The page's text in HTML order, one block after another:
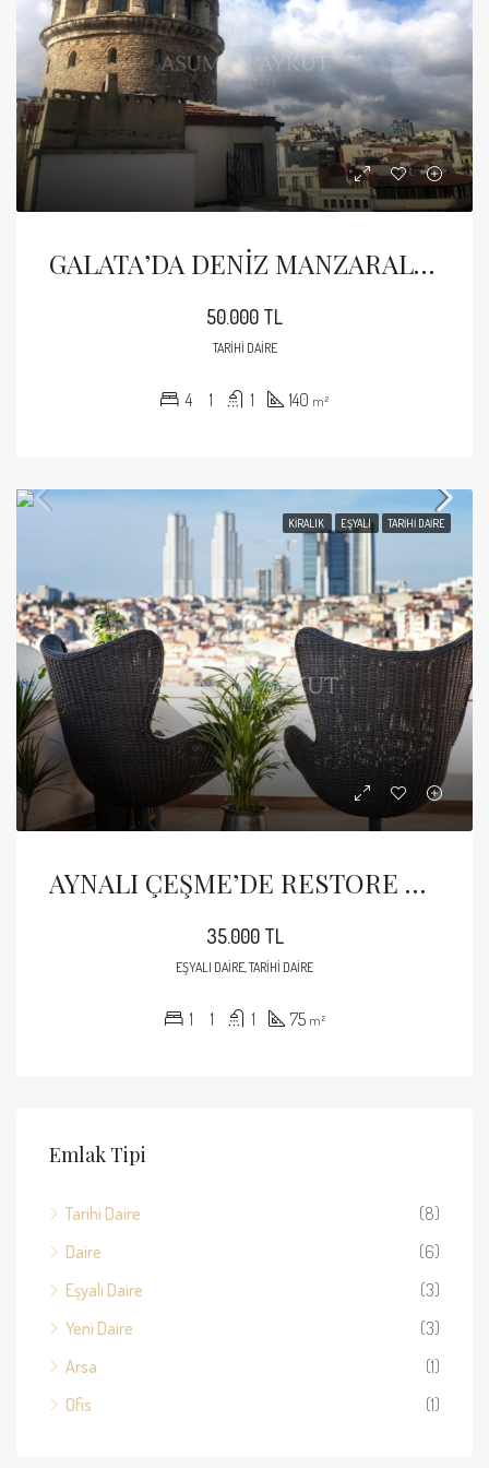
GALATA’DA DENİZ MANZARALI GENİŞ 4+1 KİRALIK TARİHİ DAİRE
50.000 TL
TARIHI DAIRE
4 1 1 140 m²
KIRALIK EŞYALI TARIHI DAIRE
AYNALI ÇEŞME’DE RESTORE EDİLMİŞ TARİHİ BİNADA 1+1 EŞYALI DAİRE
35.000 TL
EŞYALI DAIRE, TARIHI DAIRE
1 1 1 75 m²
Emlak Tipi
Tarihi Daire
(8)
Daire
(6)
Eşyalı Daire
(3)
Yeni Daire
(3)
Arsa
(1)
Ofis
(1)